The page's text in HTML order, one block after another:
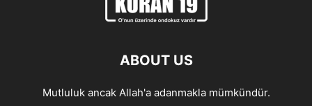
ABOUT US
Mutluluk ancak Allah'a adanmakla mümkündür.